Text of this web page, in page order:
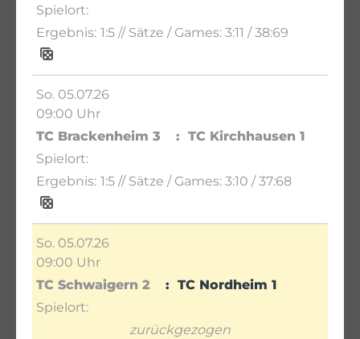
1:5 // Sätze / Games: 3:11 / 38:69
So. 05.07.26
09:00 Uhr
TC Brackenheim 3
TC Kirchhausen 1
1:5 // Sätze / Games: 3:10 / 37:68
So. 05.07.26
09:00 Uhr
TC Schwaigern 2
TC Nordheim 1
zurückgezogen